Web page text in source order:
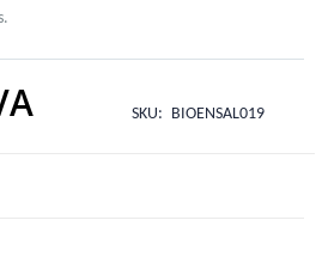
SKU BIOENSAL019